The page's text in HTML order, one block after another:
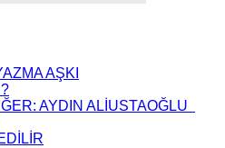
AŞKI
AYDIN ALİUSTAOĞLU